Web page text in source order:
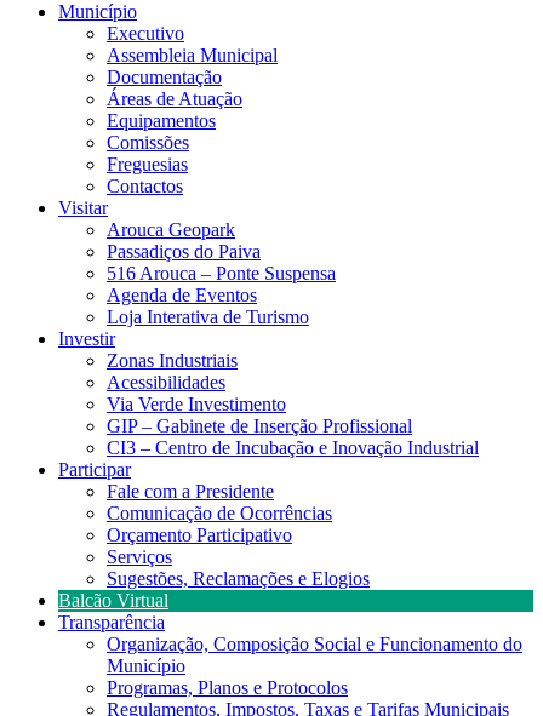
Município
Executivo
Assembleia Municipal
Documentação
Áreas de Atuação
Equipamentos
Comissões
Freguesias
Contactos
Visitar
Arouca Geopark
Passadiços do Paiva
516 Arouca – Ponte Suspensa
Agenda de Eventos
Loja Interativa de Turismo
Investir
Zonas Industriais
Acessibilidades
Via Verde Investimento
GIP – Gabinete de Inserção Profissional
CI3 – Centro de Incubação e Inovação Industrial
Participar
Fale com a Presidente
Comunicação de Ocorrências
Orçamento Participativo
Serviços
Sugestões, Reclamações e Elogios
Balcão Virtual
Transparência
Organização, Composição Social e Funcionamento do
Município
Programas, Planos e Protocolos
Regulamentos, Impostos, Taxas e Tarifas Municipais